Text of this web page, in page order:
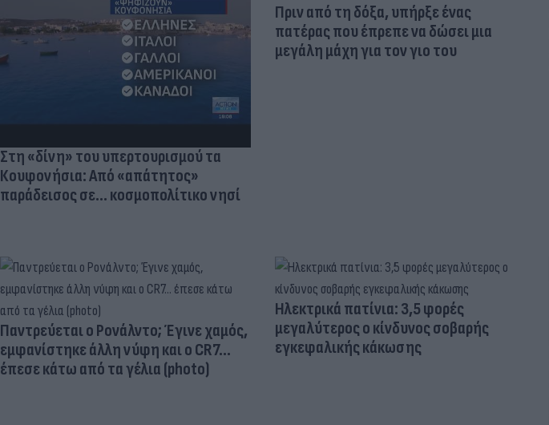
Στη «δίνη» του υπερτουρισμού τα
Κουφονήσια: Από «απάτητος»
παράδεισος σε... κοσμοπολίτικο νησί
Πριν από τη δόξα, υπήρξε ένας
πατέρας που έπρεπε να δώσει μια
μεγάλη μάχη για τον γιο του
Παντρεύεται ο Ρονάλντο; Έγινε χαμός,
εμφανίστηκε άλλη νύφη και ο CR7…
έπεσε κάτω από τα γέλια (photo)
Ηλεκτρικά πατίνια: 3,5 φορές
μεγαλύτερος ο κίνδυνος σοβαρής
εγκεφαλικής κάκωσης